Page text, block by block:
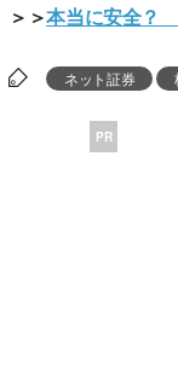
＞＞本当に安全？
ネット証券
PR